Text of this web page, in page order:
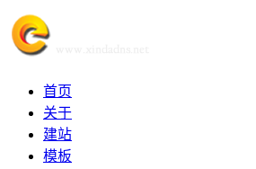
首页
关于
建站
模板